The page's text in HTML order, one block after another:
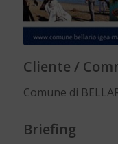
Cliente /
Comune di
Briefing